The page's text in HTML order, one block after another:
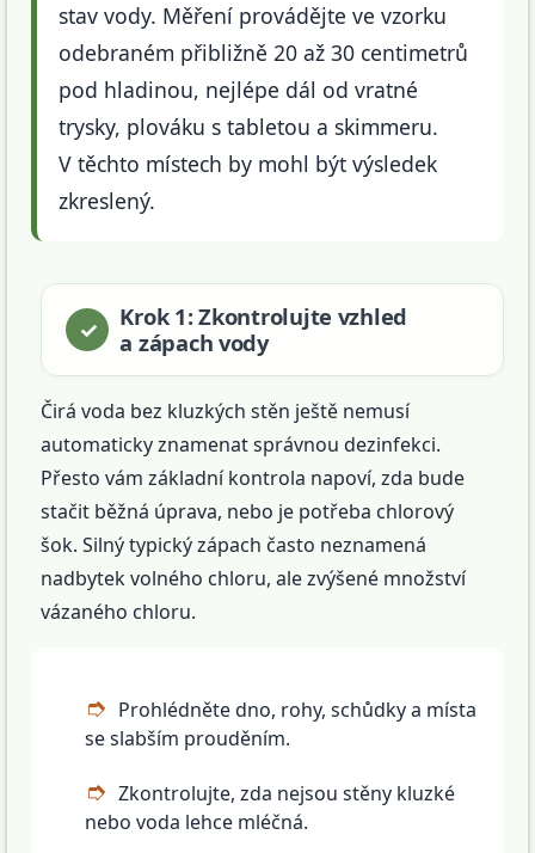
stav vody. Měření provádějte ve vzorku
odebraném přibližně 20 až 30 centimetrů
pod hladinou, nejlépe dál od vratné
trysky, plováku s tabletou a skimmeru.
V těchto místech by mohl být výsledek
zkreslený.
Krok 1: Zkontrolujte vzhled
a zápach vody
Čirá voda bez kluzkých stěn ještě nemusí
automaticky znamenat správnou dezinfekci.
Přesto vám základní kontrola napoví, zda bude
stačit běžná úprava, nebo je potřeba chlorový
šok. Silný typický zápach často neznamená
nadbytek volného chloru, ale zvýšené množství
vázaného chloru.
Prohlédněte dno, rohy, schůdky a místa
se slabším prouděním.
Zkontrolujte, zda nejsou stěny kluzké
nebo voda lehce mléčná.